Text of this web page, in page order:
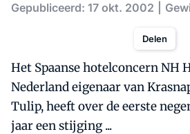
Gepubliceerd: 17 okt. 2002
Delen
Het Spaanse hotelconcern NH
Nederland eigenaar van
Tulip, heeft over de eerste
jaar een stijging ...